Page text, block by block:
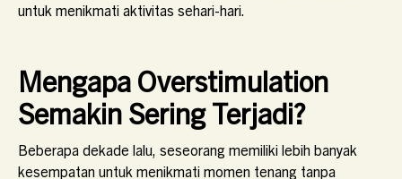
untuk menikmati aktivitas sehari-hari.
Mengapa Overstimulation
Semakin Sering Terjadi?
Beberapa dekade lalu, seseorang memiliki lebih banyak
kesempatan untuk menikmati momen tenang tanpa